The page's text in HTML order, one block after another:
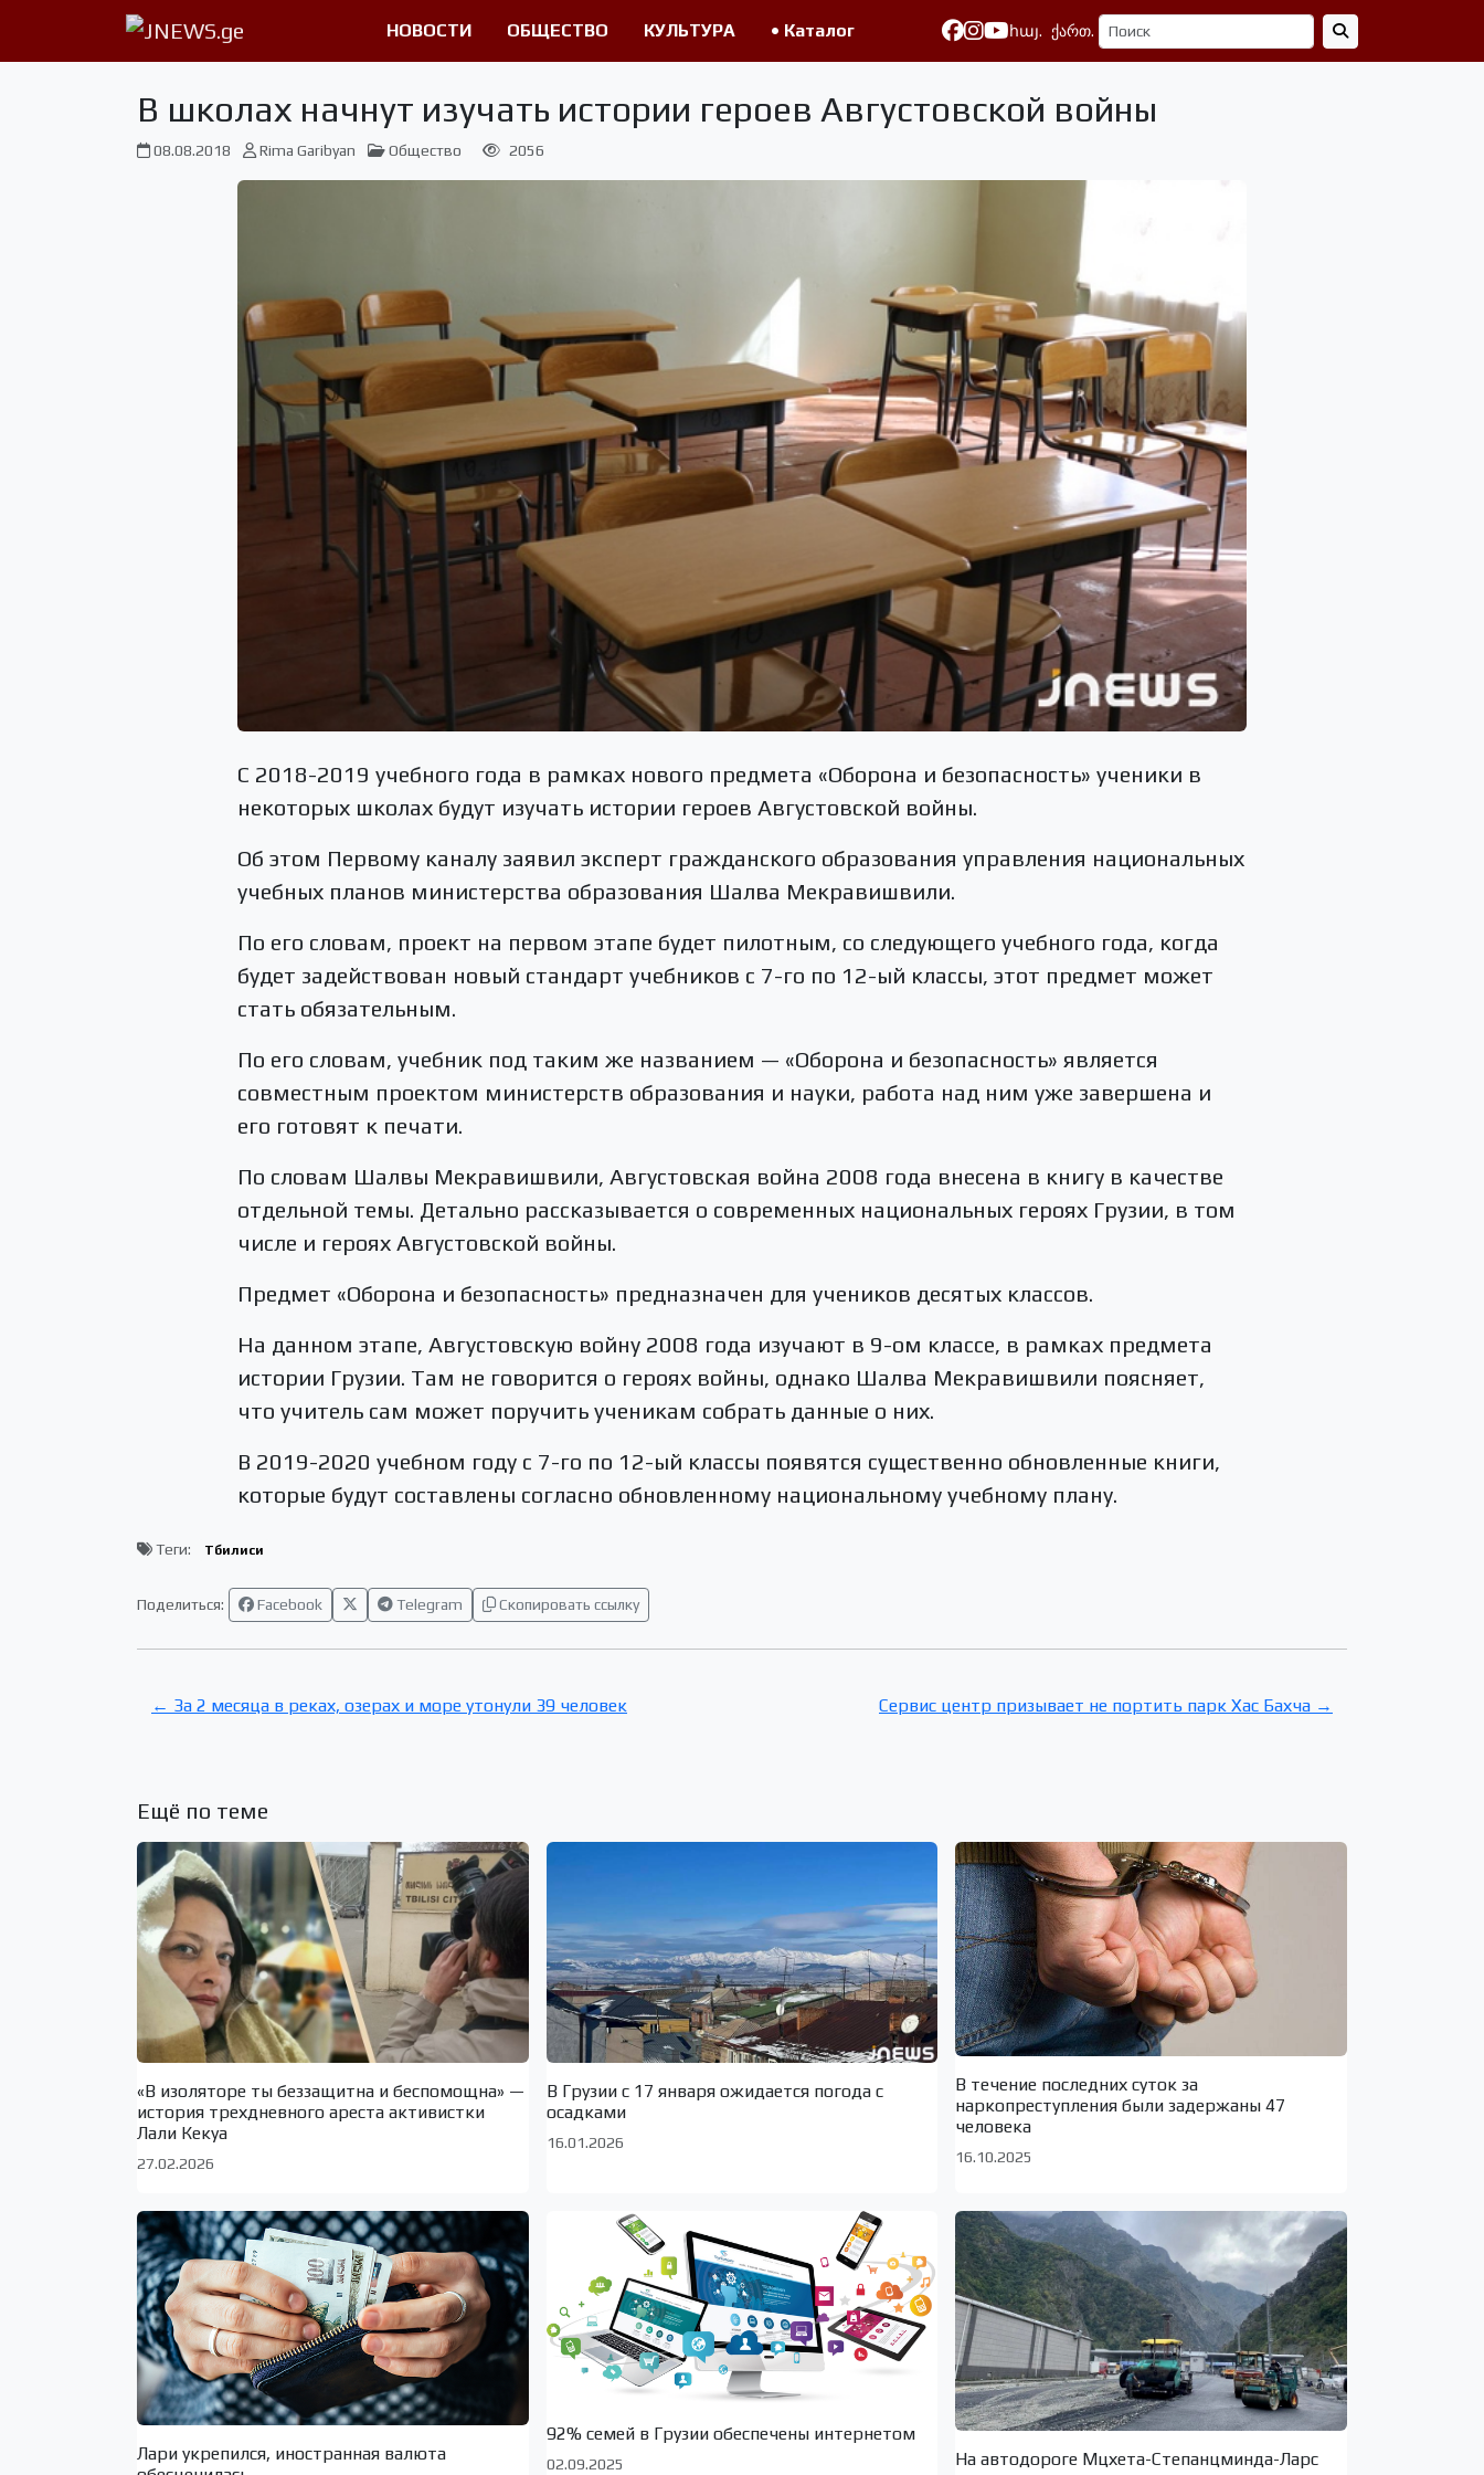
НОВОСТИ ОБЩЕСТВО КУЛЬТУРА • Каталог հայ. ქართ.
В школах начнут изучать истории героев Августовской войны
08.08.2018 Rima Garibyan Общество 2056
С 2018-2019 учебного года в рамках нового предмета «Оборона и безопасность» ученики в
некоторых школах будут изучать истории героев Августовской войны.
Об этом Первому каналу заявил эксперт гражданского образования управления национальных
учебных планов министерства образования Шалва Мекравишвили.
По его словам, проект на первом этапе будет пилотным, со следующего учебного года, когда
будет задействован новый стандарт учебников с 7-го по 12-ый классы, этот предмет может
стать обязательным.
По его словам, учебник под таким же названием — «Оборона и безопасность» является
совместным проектом министерств образования и науки, работа над ним уже завершена и
его готовят к печати.
По словам Шалвы Мекравишвили, Августовская война 2008 года внесена в книгу в качестве
отдельной темы. Детально рассказывается о современных национальных героях Грузии, в том
числе и героях Августовской войны.
Предмет «Оборона и безопасность» предназначен для учеников десятых классов.
На данном этапе, Августовскую войну 2008 года изучают в 9-ом классе, в рамках предмета
истории Грузии. Там не говорится о героях войны, однако Шалва Мекравишвили поясняет,
что учитель сам может поручить ученикам собрать данные о них.
В 2019-2020 учебном году с 7-го по 12-ый классы появятся существенно обновленные книги,
которые будут составлены согласно обновленному национальному учебному плану.
Теги: Тбилиси
Поделиться: Facebook Telegram Скопировать ссылку
← За 2 месяца в реках, озерах и море утонули 39 человек Сервис центр призывает не портить парк Хас Бахча →
Ещё по теме
«В изоляторе ты беззащитна и беспомощна» —
история трехдневного ареста активистки
Лали Кекуа
27.02.2026
В Грузии с 17 января ожидается погода с
осадками
16.01.2026
В течение последних суток за
наркопреступления были задержаны 47
человека
16.10.2025
Лари укрепился, иностранная валюта
92% семей в Грузии обеспечены интернетом
02.09.2025
На автодороге Мцхета-Степанцминда-Ларс